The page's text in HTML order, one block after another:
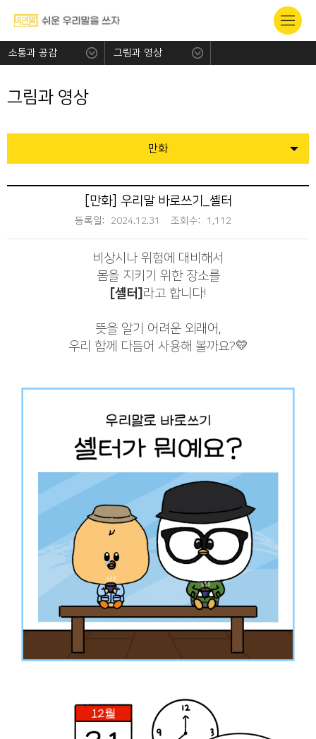
소통과 공감 그림과 영상
그림과 영상
만화
[만화] 우리말 바로쓰기_셸터
등록일: 2024.12.31 조회수: 1,112
비상시나 위험에 대비해서
몸을 지키기 위한 장소를
[셸터] 라고 합니다!
뜻을 알기 어려운 외래어,
우리 함께 다듬어 사용해 볼까요?💛